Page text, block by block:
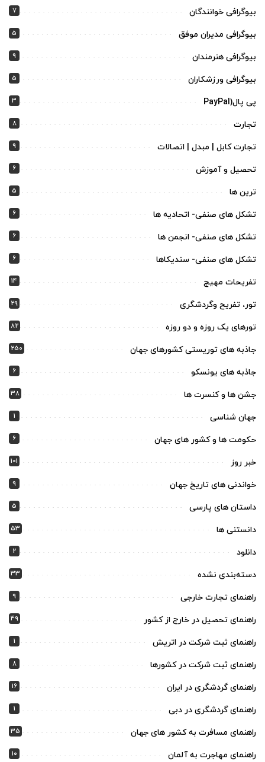
بیوگرافی خوانندگان 7
بیوگرافی مدیران موفق 5
بیوگرافی هنرمندان 9
بیوگرافی ورزشکاران 5
پی پال(PayPal 3
تجارت 8
تجارت کابل | مبدل | اتصالات 9
تحصیل و آموزش 6
ترین ها 5
تشکل های صنفی- اتحادیه ها 6
تشکل های صنفی- انجمن ها 6
تشکل های صنفی- سندیکاها 6
تفریحات مهیج 14
تور، تفریح وگردشگری 29
تورهای یک روزه و دو روزه 82
جاذبه های توریستی کشورهای جهان 250
جاذبه های یونسکو 6
جشن ها و کنسرت ها 38
جهان شناسی 1
حکومت ها و کشور های جهان 6
خبر روز 101
خواندنی های تاریخ جهان 9
داستان های پارسی 5
دانستنی ها 53
دانلود 2
دسته‌بندی نشده 33
راهنمای تجارت خارجی 9
راهنمای تحصیل در خارج از کشور 49
راهنمای ثبت شرکت در اتریش 1
راهنمای ثبت شرکت در کشورها 8
راهنمای گردشگری در ایران 16
راهنمای گردشگری در دبی 1
راهنمای مسافرت به کشور های جهان 35
راهنمای مهاجرت به آلمان 10